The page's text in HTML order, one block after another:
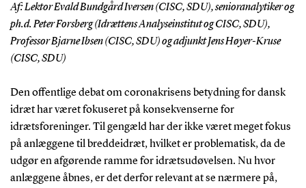
Af:Lektor Evald Bundgård Iversen (CISC, SDU), senioranalytiker og
ph.d. Peter Forsberg (Idrættens Analyseinstitut og CISC, SDU),
Professor Bjarne Ibsen (CISC, SDU) og adjunkt Jens Høyer-Kruse
(CISC, SDU)
Den offentlige debat om coronakrisens betydning for dansk
idræt har været fokuseret på konsekvenserne for
idrætsforeninger. Til gengæld har der ikke været meget fokus
på anlæggene til breddeidræt, hvilket er problematisk, da de
udgør en afgørende ramme for idrætsudøvelsen. Nu hvor
anlæggene åbnes, er det derfor relevant at se nærmere på,